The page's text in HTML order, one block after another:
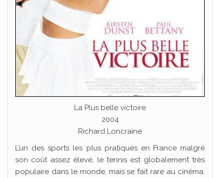
La Plus belle victoire
2004
Richard Loncraine
L’un des sports les plus pratiqués en France malgré
son coût assez élevé, le tennis est globalement très
populaire dans le monde, mais se fait rare au cinéma.